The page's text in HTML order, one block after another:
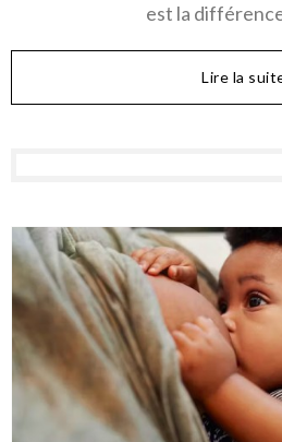
est la
Lire la